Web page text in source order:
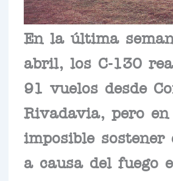
En la última
abril, los C-130
91 vuelos desde
Rivadavia, pero en
imposible sostener
a causa del fuego